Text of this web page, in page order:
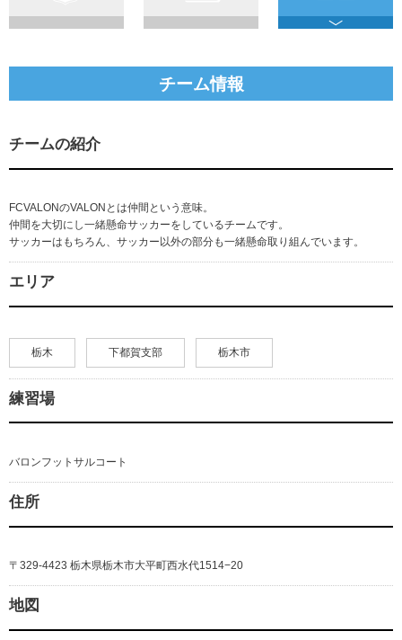
チーム情報
チームの紹介
FCVALONのVALONとは仲間という意味。
仲間を大切にし一緒懸命サッカーをしているチームです。
サッカーはもちろん、サッカー以外の部分も一緒懸命取り組んでいます。
エリア
栃木 下都賀支部 栃木市
練習場
バロンフットサルコート
住所
〒329-4423 栃木県栃木市大平町西水代1514−20
地図